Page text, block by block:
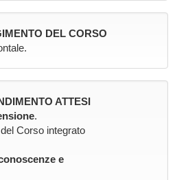
DEL CORSO
ATTESI
.
Corso integrato
e